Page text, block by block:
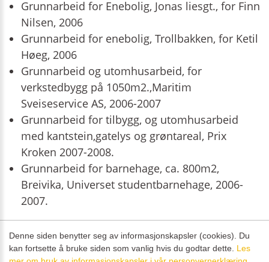
Grunnarbeid for Enebolig, Jonas liesgt., for Finn
Nilsen, 2006
Grunnarbeid for enebolig, Trollbakken, for Ketil
Høeg, 2006
Grunnarbeid og utomhusarbeid, for
verkstedbygg på 1050m2.,Maritim
Sveiseservice AS, 2006-2007
Grunnarbeid for tilbygg, og utomhusarbeid
med kantstein,gatelys og grøntareal, Prix
Kroken 2007-2008.
Grunnarbeid for barnehage, ca. 800m2,
Breivika, Universet studentbarnehage, 2006-
2007.
©Maskinentreprenør Tor Gabrielsen AS- Alle rettigheter reservert Utviklet
Denne siden benytter seg av informasjonskapsler (cookies). Du
kan fortsette å bruke siden som vanlig hvis du godtar dette. Les